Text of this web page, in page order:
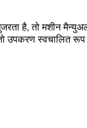
है, तो मशीन
उपकरण स्वचालित